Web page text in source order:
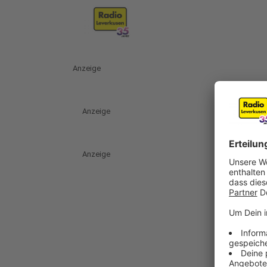
Anzeige
Anzeige
Anzeige